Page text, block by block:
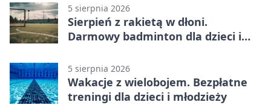
5 sierpnia 2026
Sierpień z rakietą w dłoni.
Darmowy badminton dla dzieci i
5 sierpnia 2026
Wakacje z wielobojem. Bezpłatne
treningi dla dzieci i młodzieży